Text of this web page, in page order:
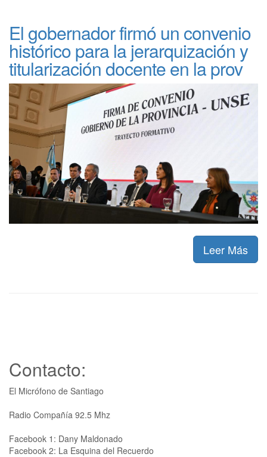
El gobernador firmó un convenio
histórico para la jerarquización y
titularización docente en la prov
Leer Más
Contacto:
El Micrófono de Santiago
Radio Compañía 92.5 Mhz
Facebook 1: Dany Maldonado
Facebook 2: La Esquina del Recuerdo